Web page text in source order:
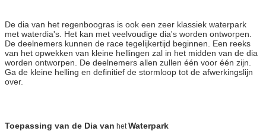
De dia van het regenboogras is ook een zeer klassiek waterpark
met waterdia's. Het kan met veelvoudige dia's worden ontworpen.
De deelnemers kunnen de race tegelijkertijd beginnen. Een reeks
van het opwekken van kleine hellingen zal in het midden van de dia
worden ontworpen. De deelnemers allen zullen één voor één zijn.
Ga de kleine helling en definitief de stormloop tot de afwerkingslijn
over.
Toepassing van de Dia van hetWaterpark